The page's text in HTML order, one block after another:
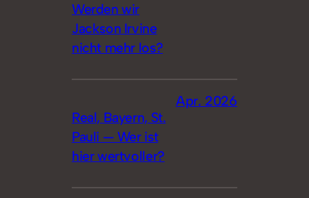
Werden wir
Jackson Irvine
nicht mehr los?
Real, Bayern, St.
Pauli — Wer ist
hier wertvoller?
Apr. 2026